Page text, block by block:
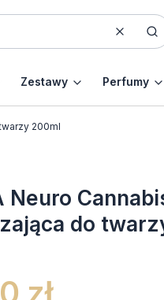
Wyczyść
Zestawy Perfumy
200ml
Neuro
do